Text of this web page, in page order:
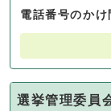
電話番号のかけ
選挙管理委員